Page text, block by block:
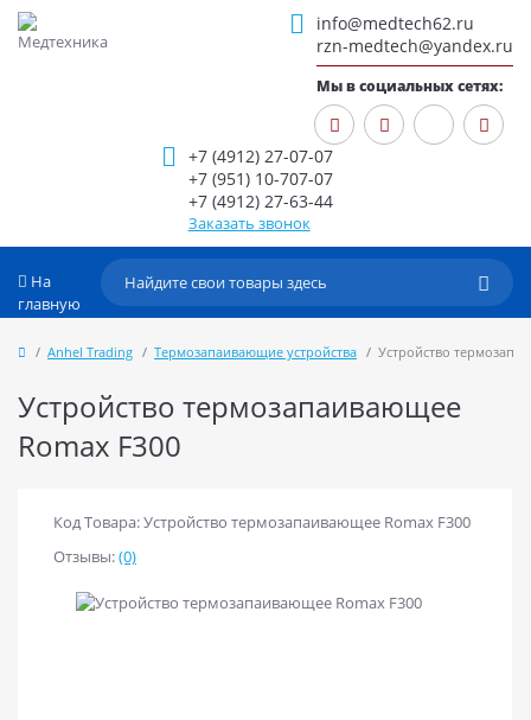
info@medtech62.ru
rzn-medtech@yandex.ru
Мы в социальных сетях:
+7 (4912) 27-07-07
+7 (951) 10-707-07
+7 (4912) 27-63-44
Заказать звонок
На
главную
Anhel Trading Термозапаивающие устройства Устройство
Устройство термозапаивающее
Romax F300
Код Товара: Устройство термозапаивающее Romax F300
Отзывы:(0)